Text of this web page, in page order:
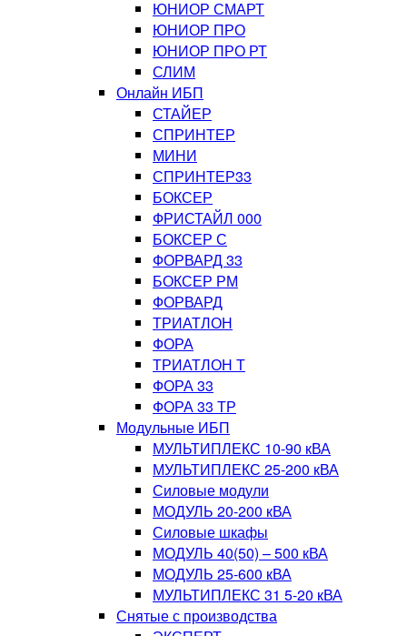
ЮНИОР СМАРТ
ЮНИОР ПРО
ЮНИОР ПРО РТ
СЛИМ
Онлайн ИБП
СТАЙЕР
СПРИНТЕР
МИНИ
СПРИНТЕР33
БОКСЕР
ФРИСТАЙЛ 000
БОКСЕР С
ФОРВАРД 33
БОКСЕР РМ
ФОРВАРД
ТРИАТЛОН
ФОРА
ТРИАТЛОН Т
ФОРА 33
ФОРА 33 ТР
Модульные ИБП
МУЛЬТИПЛЕКС 10-90 кВА
МУЛЬТИПЛЕКС 25-200 кВА
Силовые модули
МОДУЛЬ 20-200 кВА
Силовые шкафы
МОДУЛЬ 40(50) – 500 кВА
МОДУЛЬ 25-600 кВА
МУЛЬТИПЛЕКС 31 5-20 кВА
Снятые с производства